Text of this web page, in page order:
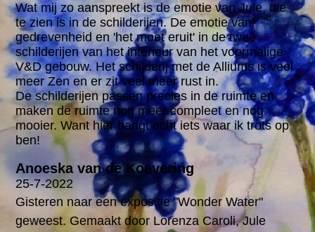
Wat mij zo aanspreekt is de emotie van Jule, die
te zien is in de schilderijen. De emotie van
gedrevenheid en 'het moet eruit' in de twee
schilderijen van het interieur van het voormalige
V&D gebouw. Het schilderij met de Alliums is veel
meer Zen en er zit veel meer rust in.
De schilderijen passen precies in de ruimte en
maken de ruimte nog meer compleet en nog
mooier. Want hier hangt echt iets waar ik trots op
ben!
Anoeska van de Koevering
25-7-2022
Gisteren naar een expositie "Wonder Water"
geweest. Gemaakt door Lorenza Caroli, Jule